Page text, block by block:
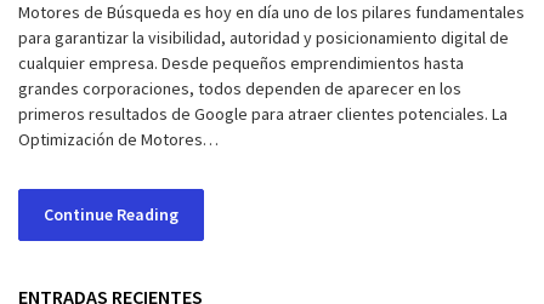
Motores de Búsqueda es hoy en día uno de los pilares fundamentales
para garantizar la visibilidad, autoridad y posicionamiento digital de
cualquier empresa. Desde pequeños emprendimientos hasta
grandes corporaciones, todos dependen de aparecer en los
primeros resultados de Google para atraer clientes potenciales. La
Optimización de Motores…
Continue Reading
ENTRADAS RECIENTES